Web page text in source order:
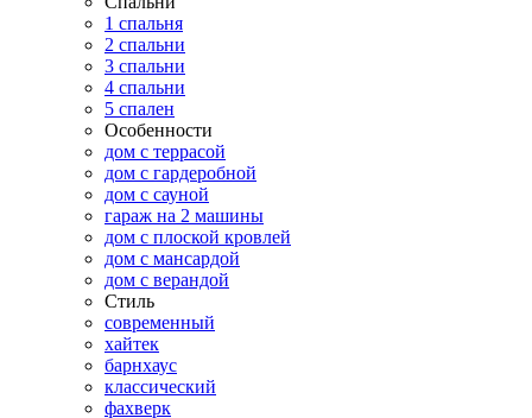
1 спальня
2 спальни
3 спальни
4 спальни
5 спален
Особенности
дом с террасой
дом с гардеробной
дом с сауной
гараж на 2 машины
дом с плоской кровлей
дом с мансардой
дом с верандой
Стиль
современный
хайтек
барнхаус
классический
фахверк